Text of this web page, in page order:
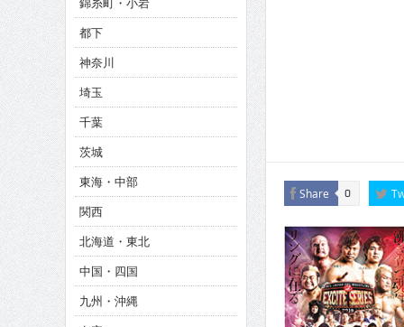
CINEMA×STYLE 286号
CINEMA×STYLE 285号
CINEMA×STYLE 294号
Share 0
都下
神奈川
埼玉
千葉
茨城
東海・中部
関西
北海道・東北
中国・四国
九州・沖縄